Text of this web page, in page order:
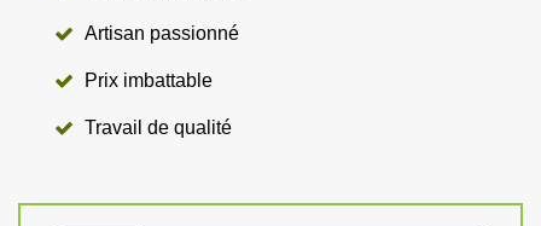
Artisan passionné
Prix imbattable
Travail de qualité